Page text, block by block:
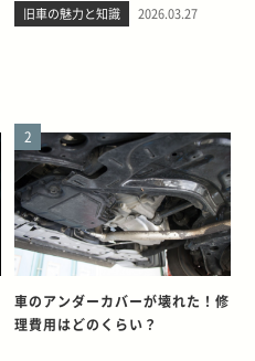
旧車の魅力と知識 2026.03.27
2
車のアンダーカバーが壊れた！修
理費用はどのくらい？